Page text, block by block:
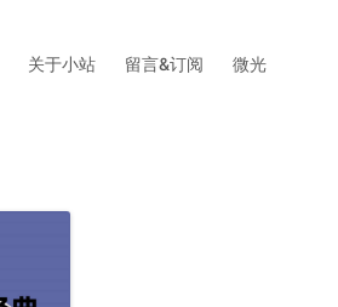
关于小站 留言&订阅 微光